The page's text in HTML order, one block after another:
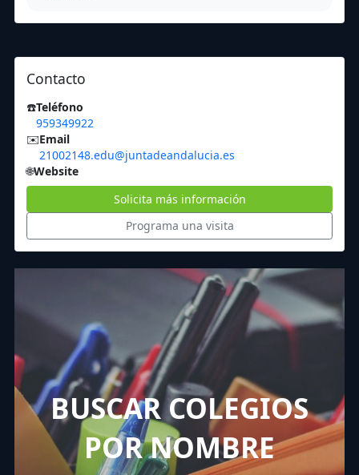
Contacto
☎️Teléfono
959349922
✉️Email
21002148.edu@juntadeandalucia.es
🌐Website
Solicita más información
Programa una visita
BUSCAR COLEGIOS
POR NOMBRE